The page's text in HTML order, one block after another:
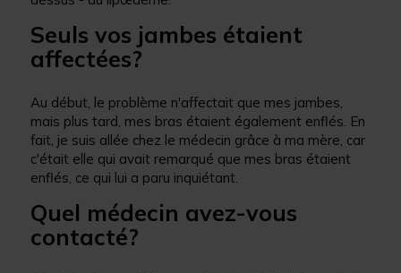
Seuls vos jambes étaient
affectées?
Au début, le problème n'affectait que mes jambes,
mais plus tard, mes bras étaient également enflés. En
fait, je suis allée chez le médecin grâce à ma mère, car
c'était elle qui avait remarqué que mes bras étaient
enflés, ce qui lui a paru inquiétant.
Quel médecin avez-vous
contacté?